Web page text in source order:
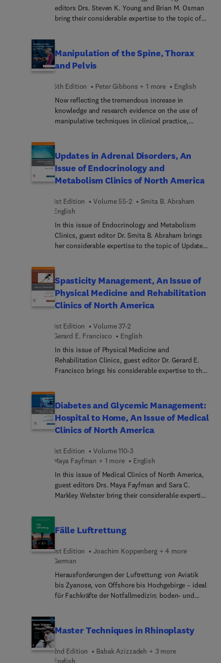
mental health technology.
editors Drs. Steven K. Young and Brian M. Osman
bring their considerable expertise to the topic of
2025; comprehensive review of OBA safety 2026
for the next generation; 2025 AHA/ACC updates
and implication in ASC; updates of ERAS for
Manipulation of the Spine, Thorax
and Pelvis
5th Edition Peter Gibbons + 1 more
English
Now reflecting the tremendous increase in
knowledge and research evidence on the use of
manipulative techniques in clinical practice,
the safe use of high-velocity low-amplitude
(HVLA) thrust techniques. This highly regarded
resource advocates an approach that uses minimal
leverage to achieve cavitation in a safe,
up-to-date, high-quality images and videos. In one
comprehensive volume, you’ll find essential
information on all aspects of the delivery of
manipulation techniques, including important
issues surrounding patient consent and safety
Updates in Adrenal Disorders, An
Issue of Endocrinology and
Metabolism Clinics of North America
1st Edition Volume 55-2
Smita B. Abraham
English
In this issue of Endocrinology and Metabolism
Clinics, guest editor Dr. Smita B. Abraham brings
her considerable expertise to the topic of Updates
of adrenal disorders, including topics such as
diagnosis and management of adrenocortical
carcinoma; management of adrenal tumors in
pregnancy; autonomous cortisol secretion;
hyperplasia; evaluation and management of
primary hyperaldosteronism; and more.
Spasticity Management, An Issue of
Physical Medicine and Rehabilitation
Clinics of North America
1st Edition
Volume 37-2
Gerard E. Francisco
English
In this issue of Physical Medicine and
Rehabilitation Clinics, guest editor Dr. Gerard E.
Francisco brings his considerable expertise to the
syndrome; the role of spinal reflex in spasticity;
spasticity and sarcopenia; chronic/long-term
spasticity care; the lived experience of spasticity;
and more.
Diabetes and Glycemic Management:
Hospital to Home, An Issue of Medical
Clinics of North America
1st Edition
Volume 110-3
Maya Fayfman + 1 more
English
In this issue of Medical Clinics of North America,
guest editors Drs. Maya Fayfman and Sara C.
Markley Webster bring their considerable expertise
discuss diagnosis and management of diabetes in
the inpatient and outpatient settings to help
ensure that clinicians are comfortable addressing
all aspects of diabetes control.
Fälle Luftrettung
1st Edition
Joachim Koppenberg + 4 more
German
Herausforderungen der Luftrettung: von Aviatik
bis Zyanose, von Offshore bis Hochgebirge – ideal
für Fachkräfte der Notfallmedizin: boden- und
Technical Crew Members, Leitstellenpersonal,
Mitarbeitende der Notaufnahmen,
Kooperationspartner der Feuerwehr, Polizei, THW,
Berg- und Seerettungsorganisat... sowie alle
Master Techniques in Rhinoplasty
2nd Edition
Babak Azizzadeh + 3 more
English